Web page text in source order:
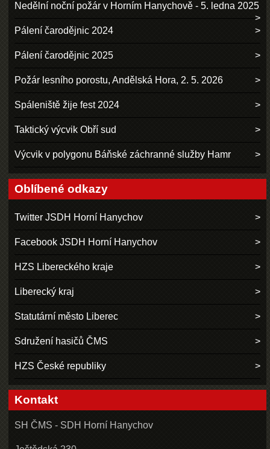
Nedělní noční požár v Horním Hanychově - 5. ledna 2025
Pálení čarodějnic 2024
Pálení čarodějnic 2025
Požár lesního porostu, Andělská Hora, 2. 5. 2026
Spáleniště žije fest 2024
Taktický výcvik Obří sud
Výcvik v polygonu Báňské záchranné služby Hamr
Oblíbené odkazy
Twitter JSDH Horní Hanychov
Facebook JSDH Horní Hanychov
HZS Libereckého kraje
Liberecký kraj
Statutární město Liberec
Sdružení hasičů ČMS
HZS České republiky
Kontakt
SH ČMS - SDH Horní Hanychov